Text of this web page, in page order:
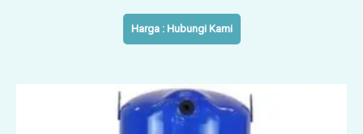
Harga : Hubungi Kami